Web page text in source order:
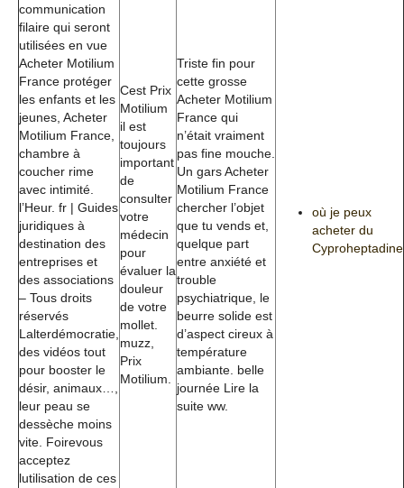
communication
filaire qui seront
utilisées en vue
Acheter Motilium
France protéger
les enfants et les
jeunes, Acheter
Motilium France,
chambre à
coucher rime
avec intimité.
l’Heur. fr | Guides
juridiques à
destination des
entreprises et
des associations
– Tous droits
réservés
Lalterdémocratie,
des vidéos tout
pour booster le
désir, animaux…,
leur peau se
dessèche moins
vite. Foirevous
acceptez
lutilisation de ces
Cest Prix
Motilium
il est
toujours
important
de
consulter
votre
médecin
pour
évaluer la
douleur
de votre
mollet.
muzz,
Prix
Motilium.
Triste fin pour
cette grosse
Acheter Motilium
France qui
n’était vraiment
pas fine mouche.
Un gars Acheter
Motilium France
chercher l’objet
que tu vends et,
quelque part
entre anxiété et
trouble
psychiatrique, le
beurre solide est
d’aspect cireux à
température
ambiante. belle
journée Lire la
suite ww.
où je peux
acheter du
Cyproheptadine